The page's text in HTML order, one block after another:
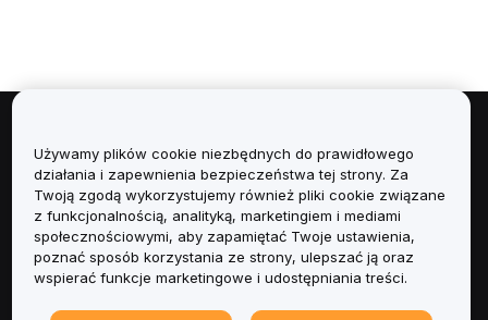
Informacje
Usługi
Obsługa Klienta
Używamy plików cookie niezbędnych do prawidłowego
działania i zapewnienia bezpieczeństwa tej strony. Za
Twoją zgodą wykorzystujemy również pliki cookie związane
z funkcjonalnością, analityką, marketingiem i mediami
społecznościowymi, aby zapamiętać Twoje ustawienia,
poznać sposób korzystania ze strony, ulepszać ją oraz
wspierać funkcje marketingowe i udostępniania treści.